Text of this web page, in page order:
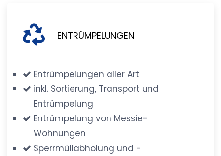
ENTRÜMPELUNGEN
Entrümpelungen aller Art
inkl. Sortierung, Transport und
Entrümpelung
Entrümpelung von Messie-
Wohnungen
Sperrmüllabholung und -